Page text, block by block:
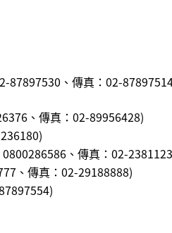
87897530、傳真：02-
、傳真：02-89956428)
)
、傳真：02-
、傳真：02-29188888)
)